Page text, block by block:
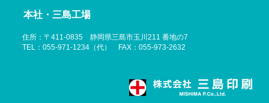
本社・三島工場
住所：〒411-0835 静岡県三島市玉川211 番地の7
TEL：055-971-1234（代） FAX：055-973-2632